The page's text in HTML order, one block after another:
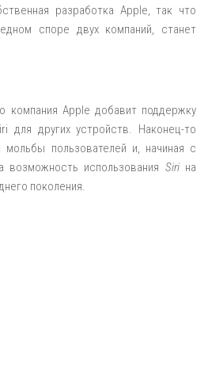
разработка Apple, так что
споре двух компаний, станет
компания Apple добавит поддержку
для других устройств. Наконец-то
пользователей и, начиная с
возможность использования Siriна
поколения.